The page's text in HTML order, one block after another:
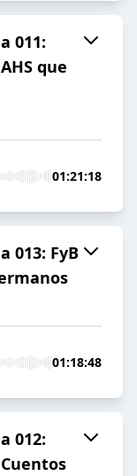
011:
que
01:21:18
013: FyB
01:18:48
012: